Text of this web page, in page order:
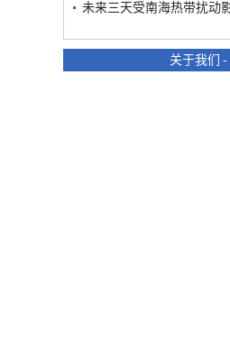
未来三天受南海热带扰动
关于我们 -